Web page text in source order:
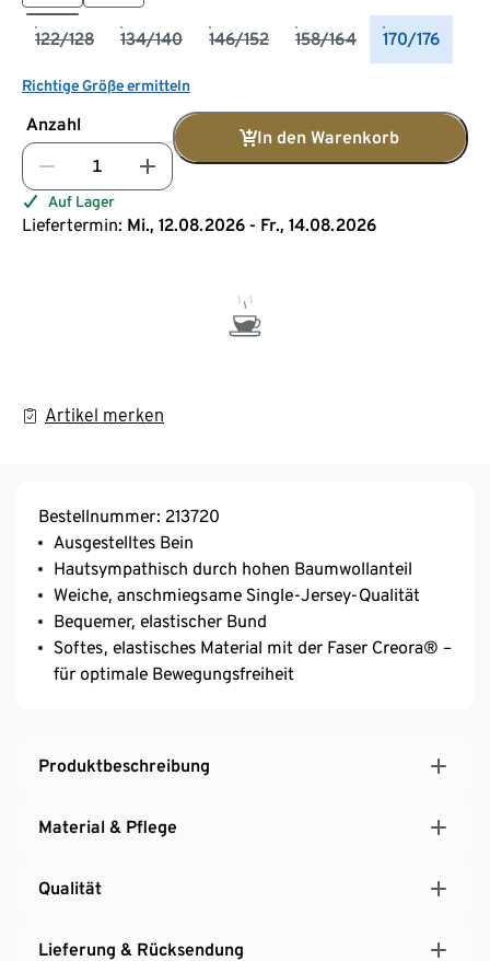
122/128 134/140 146/152 158/164 170/176
Richtige Größe ermitteln
Anzahl
In den Warenkorb
Auf Lager
Liefertermin: Mi., 12.08.2026 - Fr., 14.08.2026
Artikel merken
Bestellnummer: 213720
Ausgestelltes Bein
Hautsympathisch durch hohen Baumwollanteil
Weiche, anschmiegsame Single-Jersey-Qualität
Bequemer, elastischer Bund
Softes, elastisches Material mit der Faser Creora® –
für optimale Bewegungsfreiheit
Produktbeschreibung
Material & Pflege
Qualität
Lieferung & Rücksendung